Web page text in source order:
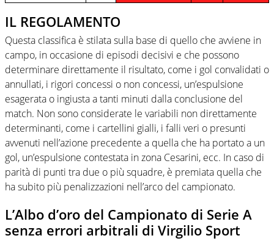
IL REGOLAMENTO
Questa classifica è stilata sulla base di quello che avviene in
campo, in occasione di episodi decisivi e che possono
determinare direttamente il risultato, come i gol convalidati o
annullati, i rigori concessi o non concessi, un’espulsione
esagerata o ingiusta a tanti minuti dalla conclusione del
match. Non sono considerate le variabili non direttamente
determinanti, come i cartellini gialli, i falli veri o presunti
avvenuti nell’azione precedente a quella che ha portato a un
gol, un’espulsione contestata in zona Cesarini, ecc. In caso di
parità di punti tra due o più squadre, è premiata quella che
ha subito più penalizzazioni nell’arco del campionato.
L’Albo d’oro del Campionato di Serie A
senza errori arbitrali di Virgilio Sport